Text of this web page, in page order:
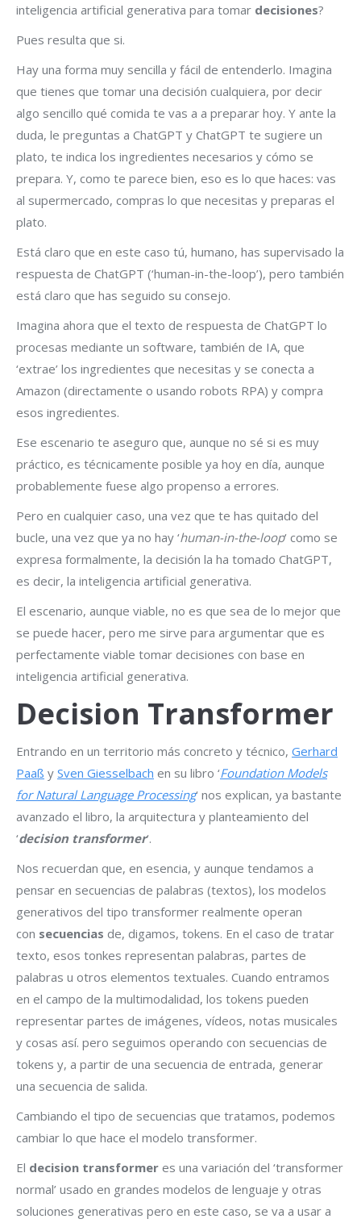
inteligencia artificial generativa para tomar decisiones?
Pues resulta que si.
Hay una forma muy sencilla y fácil de entenderlo. Imagina
que tienes que tomar una decisión cualquiera, por decir
algo sencillo qué comida te vas a a preparar hoy. Y ante la
duda, le preguntas a ChatGPT y ChatGPT te sugiere un
plato, te indica los ingredientes necesarios y cómo se
prepara. Y, como te parece bien, eso es lo que haces: vas
al supermercado, compras lo que necesitas y preparas el
plato.
Está claro que en este caso tú, humano, has supervisado la
respuesta de ChatGPT (‘human-in-the-loop’), pero también
está claro que has seguido su consejo.
Imagina ahora que el texto de respuesta de ChatGPT lo
procesas mediante un software, también de IA, que
‘extrae’ los ingredientes que necesitas y se conecta a
Amazon (directamente o usando robots RPA) y compra
esos ingredientes.
Ese escenario te aseguro que, aunque no sé si es muy
práctico, es técnicamente posible ya hoy en día, aunque
probablemente fuese algo propenso a errores.
Pero en cualquier caso, una vez que te has quitado del
bucle, una vez que ya no hay ‘human-in-the-loop‘ como se
expresa formalmente, la decisión la ha tomado ChatGPT,
es decir, la inteligencia artificial generativa.
El escenario, aunque viable, no es que sea de lo mejor que
se puede hacer, pero me sirve para argumentar que es
perfectamente viable tomar decisiones con base en
inteligencia artificial generativa.
Decision Transformer
Entrando en un territorio más concreto y técnico, Gerhard
Paaß y Sven Giesselbach en su libro ‘Foundation Models
for Natural Language Processing‘ nos explican, ya bastante
avanzado el libro, la arquitectura y planteamiento del
‘decision transformer‘.
Nos recuerdan que, en esencia, y aunque tendamos a
pensar en secuencias de palabras (textos), los modelos
generativos del tipo transformer realmente operan
con secuencias de, digamos, tokens. En el caso de tratar
texto, esos tonkes representan palabras, partes de
palabras u otros elementos textuales. Cuando entramos
en el campo de la multimodalidad, los tokens pueden
representar partes de imágenes, vídeos, notas musicales
y cosas así. pero seguimos operando con secuencias de
tokens y, a partir de una secuencia de entrada, generar
una secuencia de salida.
Cambiando el tipo de secuencias que tratamos, podemos
cambiar lo que hace el modelo transformer.
El decision transformer es una variación del ‘transformer
normal’ usado en grandes modelos de lenguaje y otras
soluciones generativas pero en este caso, se va a usar a